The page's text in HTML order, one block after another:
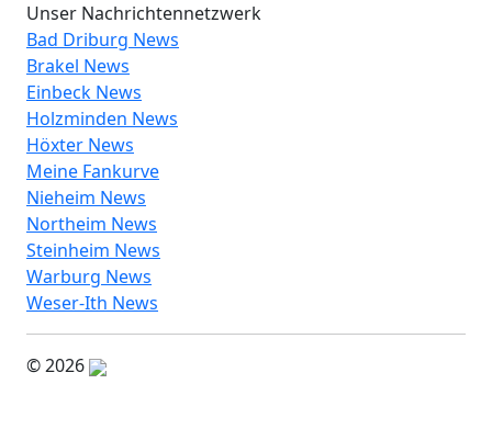
Unser Nachrichtennetzwerk
Bad Driburg News
Brakel News
Einbeck News
Holzminden News
Höxter News
Meine Fankurve
Nieheim News
Northeim News
Steinheim News
Warburg News
Weser-Ith News
© 2026